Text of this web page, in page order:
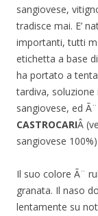
sangiovese,
tradisce mai. E’
importanti, tutti
etichetta a base
ha portato a
tardiva, soluzione
sangiovese, ed
CASTROCARIÂ
sangiovese 100%)
Il suo colore Ã¨
granata. Il naso
lentamente su